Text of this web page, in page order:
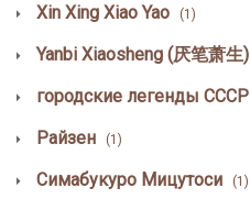
Xin Xing Xiao Yao (1)
Yanbi Xiaosheng (厌笔萧生)
городские легенды СССР
Райзен (1)
Симабукуро Мицутоси (1)